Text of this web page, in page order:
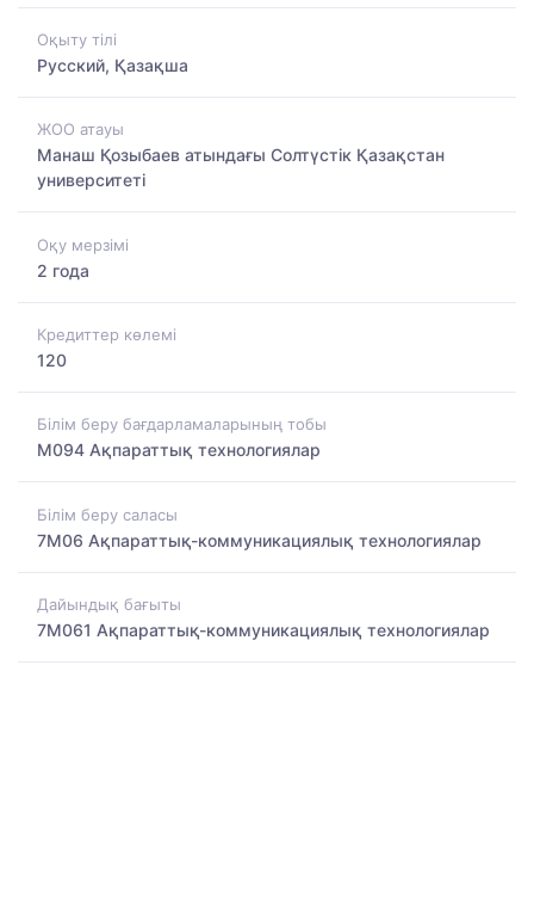
Оқыту тілі
Русский, Қазақша
ЖОО атауы
Манаш Қозыбаев атындағы Солтүстік Қазақстан
университеті
Оқу мерзімі
2 года
Кредиттер көлемі
120
Білім беру бағдарламаларының тобы
M094 Ақпараттық технологиялар
Білім беру саласы
7M06 Ақпараттық-коммуникациялық технологиялар
Дайындық бағыты
7M061 Ақпараттық-коммуникациялық технологиялар